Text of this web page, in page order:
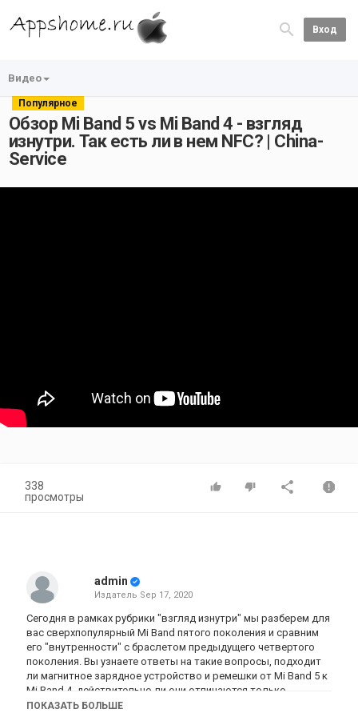
Вход
Видео
Популярное
Обзор Mi Band 5 vs Mi Band 4 - взгляд
изнутри. Так есть ли в нем NFC? | China-
Service
338
просмотры
admin
Издатель Sep 17, 2020
Сегодня в рамках рубрики "взгляд изнутри" мы разберем для
вас сверхпопулярный Mi Band пятого поколения и сравним
его "внутренности" с браслетом предыдущего четвертого
поколения. Вы узнаете ответы на такие вопросы, подходит
ли магнитное зарядное устройство и ремешки от Mi Band 5 к
Mi Band 4, действительно ли они отличаются только
размером дисплея и есть ли в младшей версии пятого
ПОКАЗАТЬ БОЛЬШЕ